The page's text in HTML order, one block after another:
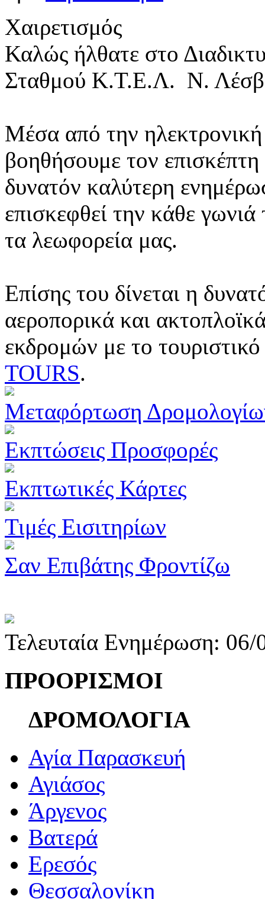
Χαιρετισμός
Καλώς ήλθατε στο
Σταθμού Κ.Τ.Ε.Λ. Ν.
Μέσα από την ηλεκτρονική
βοηθήσουμε τον
δυνατόν καλύτερη
επισκεφθεί την κάθε
τα λεωφορεία μας.
Επίσης του δίνεται η
αεροπορικά και
εκδρομών με το
TOURS.
Μεταφόρτωση
Εκπτώσεις Προσφορές
Εκπτωτικές Κάρτες
Τιμές Εισιτηρίων
Σαν Επιβάτης Φροντίζω
Τελευταία Ενημέρωση:
ΠΡΟΟΡΙΣΜΟΙ
ΔΡΟΜΟΛΟΓΙΑ
Αγία Παρασκευή
Αγιάσος
Άργενος
Βατερά
Ερεσός
Θεσσαλονίκη